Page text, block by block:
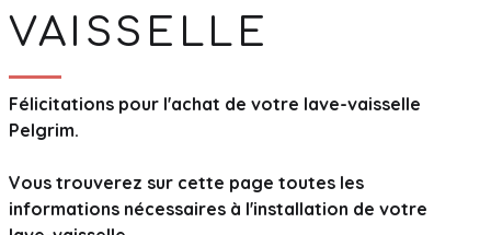
VAISSELLE
Félicitations pour l'achat de votre lave-vaisselle
Pelgrim.
Vous trouverez sur cette page toutes les
informations nécessaires à l'installation de votre